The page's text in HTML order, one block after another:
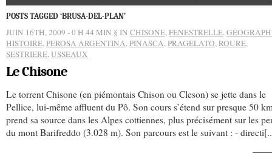
POSTS TAGGED ‘BRUSA-DEL-PLAN’
JUIN 16TH, 2009 - 0 H 44 MIN § IN CHISONE,FENESTRELLE,
HISTOIRE,PEROSA ARGENTINA,PINASCA,PRAGELATO,ROURE,
SESTRIERE,USSEAUX
Le Chisone
Le torrent Chisone (en piémontais Chison ou Cleson) se jette dans le
Pellice, lui-même affluent du Pô. Son cours s’étend sur presque 50
prend sa source dans les Alpes cottiennes, plus précisément sur les
du mont Barifreddo (3.028 m). Son parcours est le suivant : -